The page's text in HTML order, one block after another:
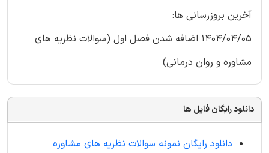
آخرین بروزرسانی ها:
1404/04/05 اضافه شدن فصل اول (سوالات نظریه های
مشاوره و روان درمانی)
دانلود رایگان فایل ها
دانلود رایگان نمونه سوالات نظریه های مشاوره